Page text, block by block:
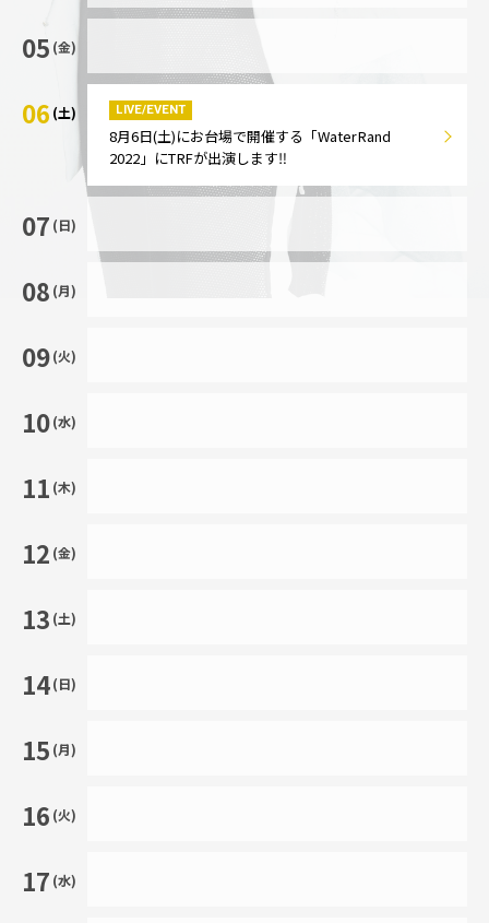
05 (金)
06 (土) LIVE/EVENT
8月6日(土)にお台場で開催する「WaterRand
2022」にTRFが出演します‼️
07 (日)
08 (月)
09(火)
10(水)
11 (木)
12 (金)
13 (土)
14(日)
15 (月)
16 (火)
17 (水)